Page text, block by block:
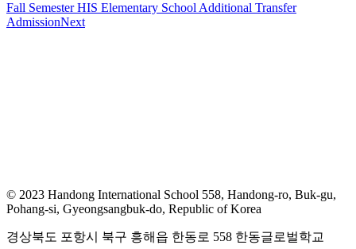
Fall Semester HIS Elementary School Additional Transfer
AdmissionNext
© 2023 Handong International School 558, Handong-ro, Buk-gu,
Pohang-si, Gyeongsangbuk-do, Republic of Korea
경상북도 포항시 북구 흥해읍 한동로 558 한동글로벌학교